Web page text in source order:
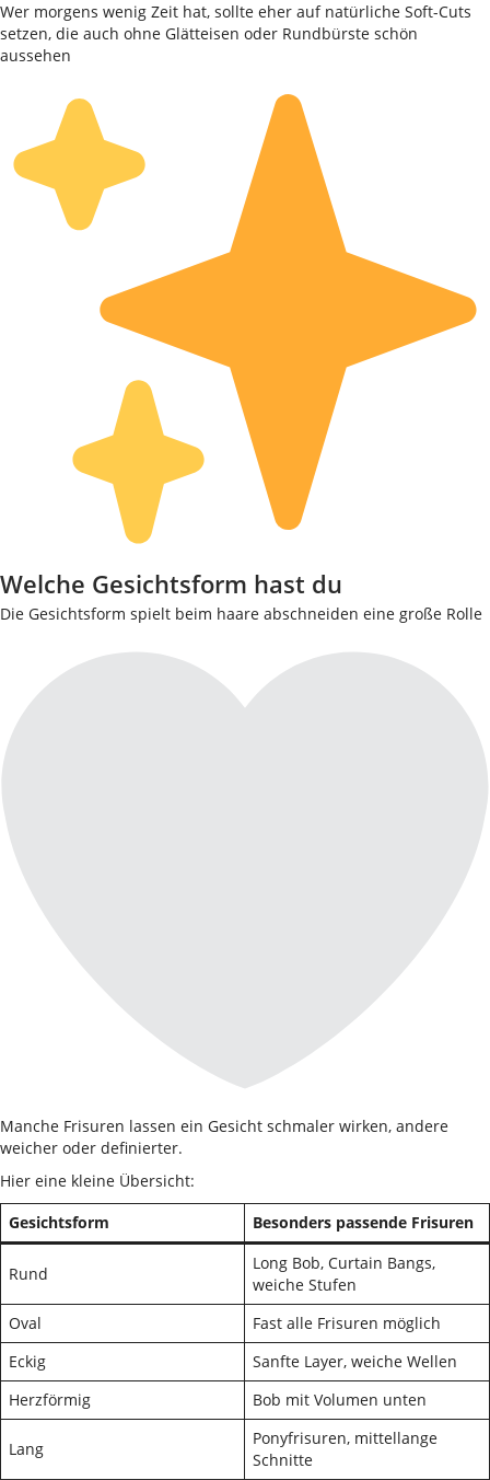
Wer morgens wenig Zeit hat, sollte eher auf natürliche Soft-Cuts
setzen, die auch ohne Glätteisen oder Rundbürste schön
aussehen
Welche Gesichtsform hast du
Die Gesichtsform spielt beim haare abschneiden eine große Rolle
Manche Frisuren lassen ein Gesicht schmaler wirken, andere
weicher oder definierter.
Hier eine kleine Übersicht:
Gesichtsform
Besonders passende Frisuren
Rund
Long Bob, Curtain Bangs,
weiche Stufen
Oval
Fast alle Frisuren möglich
Eckig
Sanfte Layer, weiche Wellen
Herzförmig
Bob mit Volumen unten
Lang
Ponyfrisuren, mittellange
Schnitte